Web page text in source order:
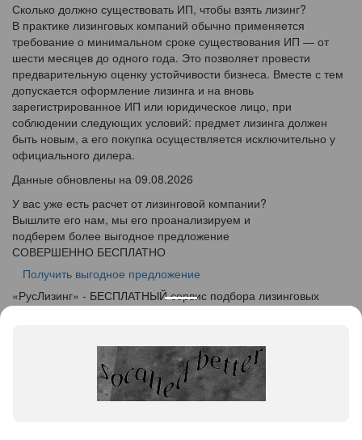
Сколько должно существовать ИП, чтобы взять лизинг?
В практике лизинговых компаний обычно применяется
требование о минимальном сроке существования ИП — от
шести месяцев до одного года. Это позволяет провести
предварительную оценку устойчивости бизнеса. Вместе с тем
допускается оформление лизинга и на вновь
зарегистрированное ИП или юридическое лицо, при
соблюдении следующих условий: предмет лизинга должен
быть новым, а его покупка осуществляется исключительно у
официального дилера.
Данные обновлены на 09.08.2026
У вас уже есть расчет от лизинговой компании?
Вышлите его нам, мы его проанализируем и
подберем более выгодное предложение
СОВЕРШЕННО БЕСПЛАТНО
Получить выгодное предложение
«РусЛизинг» - БЕСПЛАТНЫЙ сервис подбора лизинговых
+7 (495) 103-49-76
614025, Пермский край, г. Пермь, ул. Краснополянская, дом